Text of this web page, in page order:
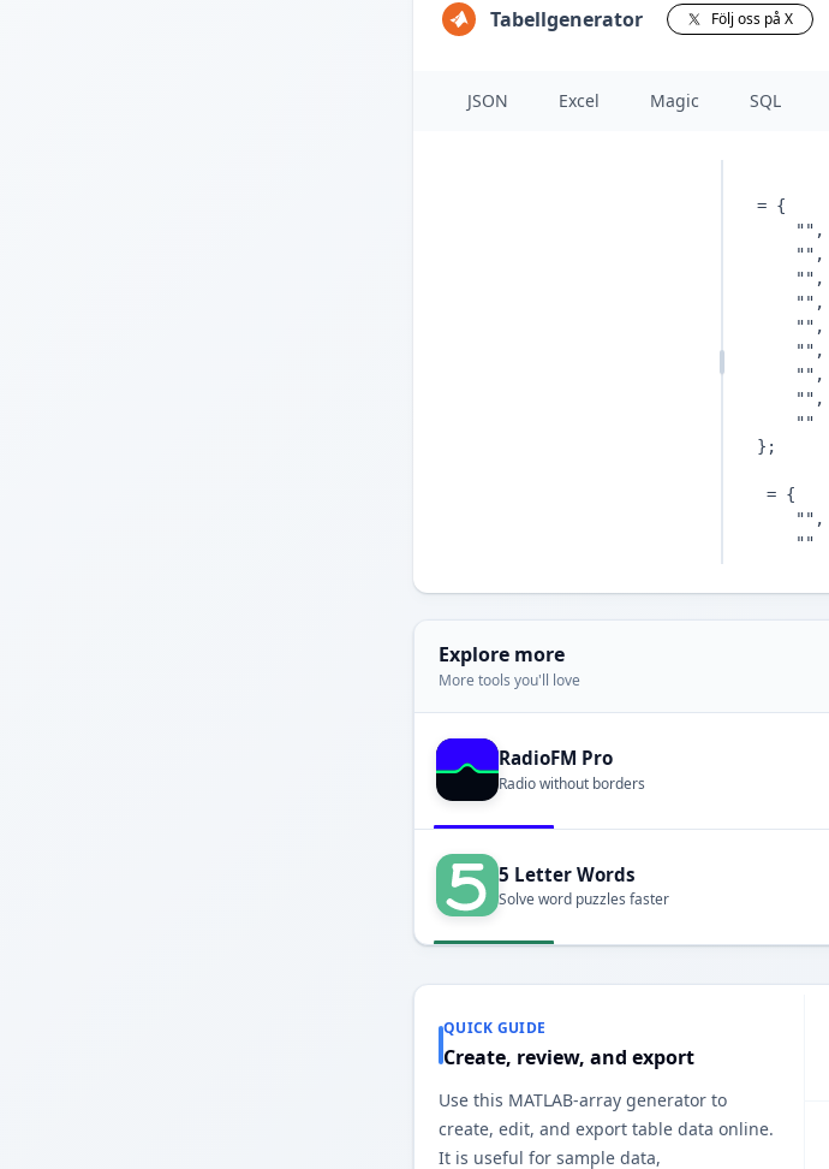
Tabellgenerator Följ oss på X
JSON Excel Magic SQL
Explore more
More tools you'll love
RadioFM Pro
Radio without borders
5 Letter Words
Solve word puzzles faster
QUICK GUIDE
Create, review, and export
Use this MATLAB-array generator to
create, edit, and export table data online.
It is useful for sample data,